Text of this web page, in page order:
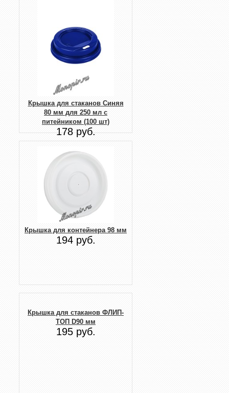
Крышка для стаканов Синяя
80 мм для 250 мл с
питейником (100 шт)
178 руб.
Крышка для контейнера 98 мм
194 руб.
Крышка для стаканов ФЛИП-
ТОП D90 мм
195 руб.